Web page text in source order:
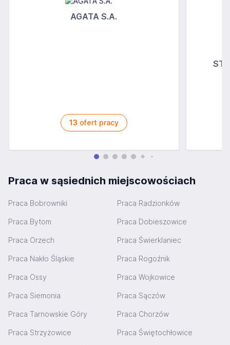
AGATA S.A.
13 ofert pracy
Praca w sąsiednich miejscowościach
Praca Bobrowniki Praca Radzionków
Praca Bytom Praca Dobieszowice
Praca Orzech Praca Świerklaniec
Praca Nakło Śląskie Praca Rogoźnik
Praca Ossy Praca Wojkowice
Praca Siemonia Praca Sączów
Praca Tarnowskie Góry Praca Chorzów
Praca Strzyżowice Praca Świętochłowice